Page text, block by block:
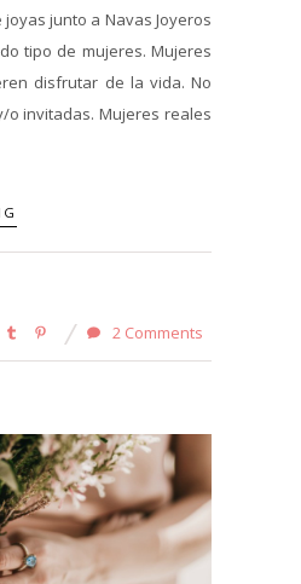
junto a Navas Joyeros
tipo de mujeres. Mujeres
disfrutar de la vida. No
o invitadas. Mujeres reales
2 Comments